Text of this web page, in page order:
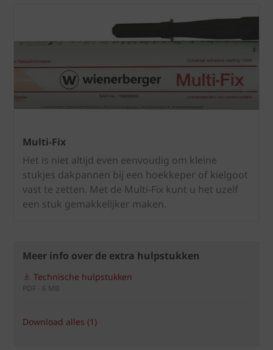
Multi-Fix
Het is niet altijd even eenvoudig om kleine
stukjes dakpannen bij een hoekkeper of kielgoot
vast te zetten. Met de Multi-Fix kunt u het uzelf
een stuk gemakkelijker maken.
Meer info over de extra hulpstukken
Technische hulpstukken
PDF - 6 MB
Download alles (1)